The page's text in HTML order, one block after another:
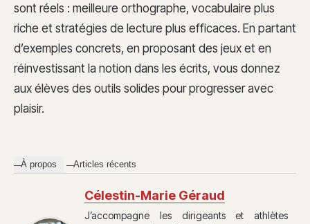
sont réels : meilleure orthographe, vocabulaire plus
riche et stratégies de lecture plus efficaces. En partant
d’exemples concrets, en proposant des jeux et en
réinvestissant la notion dans les écrits, vous donnez
aux élèves des outils solides pour progresser avec
plaisir.
À propos Articles récents
Célestin-Marie Géraud
J’accompagne les dirigeants et athlètes